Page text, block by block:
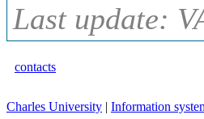
Last update:
contacts
Charles University | Information